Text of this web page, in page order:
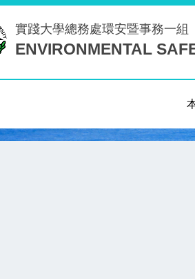
實踐大學總務處環安暨事務一組
ENVIRONMENTAL